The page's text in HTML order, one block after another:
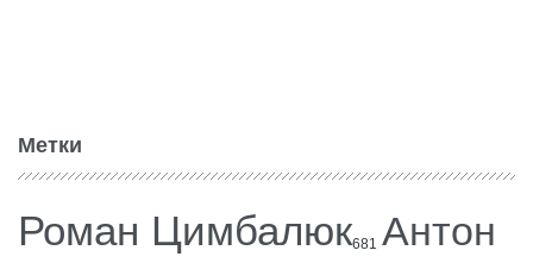
Метки
Роман Цимбалюк681 Антон